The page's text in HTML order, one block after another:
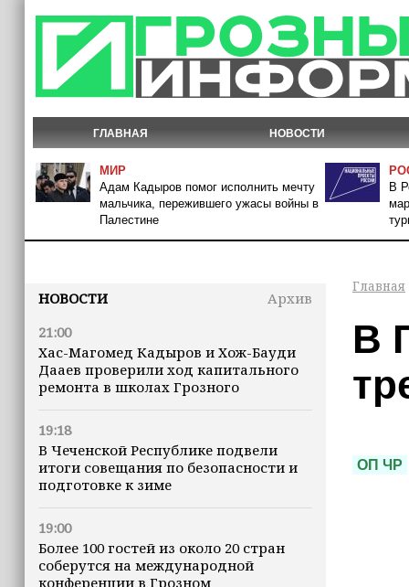
ГЛАВНАЯ НОВОСТИ
МИР
Адам Кадыров помог исполнить мечту
мальчика, пережившего ужасы войны в
Палестине
В
НОВОСТИ
Архив
21:00
Хас-Магомед Кадыров и Хож-Бауди
Дааев проверили ход капитального
ремонта в школах Грозного
19:18
В Чеченской Республике подвели
итоги совещания по безопасности и
подготовке к зиме
19:00
Более 100 гостей из около 20 стран
соберутся на международной
конференции в Грозном
Главная
В
ОП ЧР